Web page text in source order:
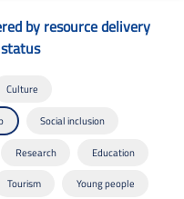
by resource delivery
Culture
Social inclusion
Research Education
Tourism Young people